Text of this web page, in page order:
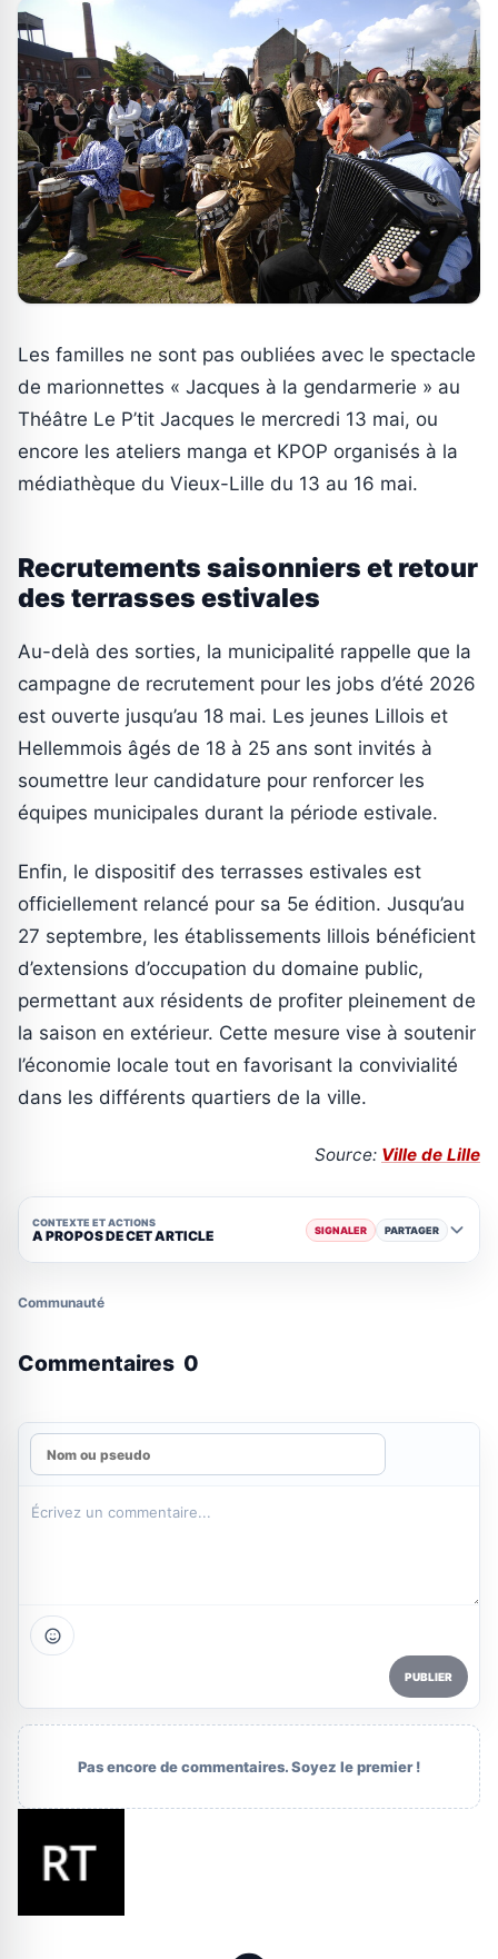
Les familles ne sont pas oubliées avec le spectacle
de marionnettes « Jacques à la gendarmerie » au
Théâtre Le P’tit Jacques le mercredi 13 mai, ou
encore les ateliers manga et KPOP organisés à la
médiathèque du Vieux-Lille du 13 au 16 mai.
Recrutements saisonniers et retour
des terrasses estivales
Au-delà des sorties, la municipalité rappelle que la
campagne de recrutement pour les jobs d’été 2026
est ouverte jusqu’au 18 mai. Les jeunes Lillois et
Hellemmois âgés de 18 à 25 ans sont invités à
soumettre leur candidature pour renforcer les
équipes municipales durant la période estivale.
Enfin, le dispositif des terrasses estivales est
officiellement relancé pour sa 5e édition. Jusqu’au
27 septembre, les établissements lillois bénéficient
d’extensions d’occupation du domaine public,
permettant aux résidents de profiter pleinement de
la saison en extérieur. Cette mesure vise à soutenir
l’économie locale tout en favorisant la convivialité
dans les différents quartiers de la ville.
Source: Ville de Lille
CONTEXTE ET ACTIONS
A PROPOS DE CET ARTICLE SIGNALER PARTAGER
Communauté
Commentaires 0
PUBLIER
Pas encore de commentaires. Soyez le premier !